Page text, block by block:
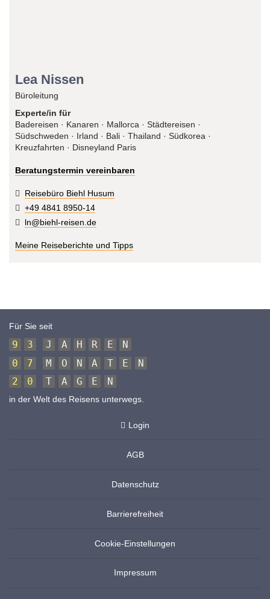
Lea Nissen
Büroleitung
Experte/in für
Badereisen · Kanaren · Mallorca · Städtereisen ·
Südschweden · Irland · Bali · Thailand · Südkorea ·
Kreuzfahrten · Disneyland Paris
Beratungstermin vereinbaren
Reisebüro Biehl Husum
+49 4841 8950-14
ln@biehl-reisen.de
Meine Reiseberichte und Tipps
Für Sie seit
9 3 J A H R E
N
0
7 M O N A T E
N
2
0 T A G E N
in der Welt des Reisens unterwegs.
Login
AGB
Datenschutz
Barrierefreiheit
Cookie-Einstellungen
Impressum